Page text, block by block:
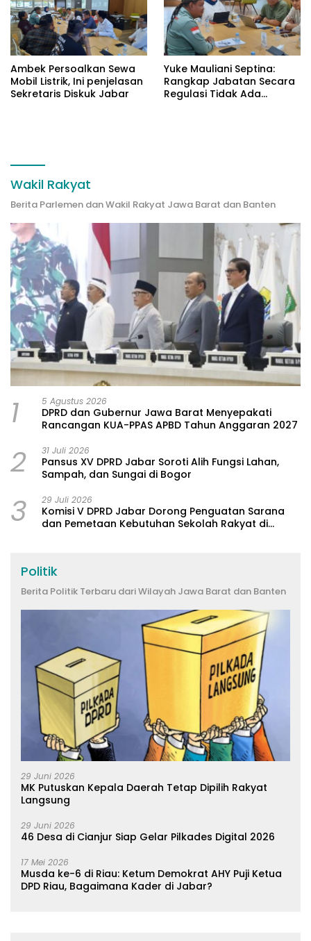
Ambek Persoalkan Sewa
Mobil Listrik, Ini penjelasan
Sekretaris Diskuk Jabar
Yuke Mauliani Septina:
Rangkap Jabatan Secara
Regulasi Tidak Ada
Wakil Rakyat
Berita Parlemen dan Wakil Rakyat Jawa Barat dan Banten
1 5 Agustus 2026
DPRD dan Gubernur Jawa Barat Menyepakati
Rancangan KUA-PPAS APBD Tahun Anggaran 2027
2 31 Juli 2026
Pansus XV DPRD Jabar Soroti Alih Fungsi Lahan,
Sampah, dan Sungai di Bogor
3 29 Juli 2026
Komisi V DPRD Jabar Dorong Penguatan Sarana
dan Pemetaan Kebutuhan Sekolah Rakyat di
Politik
Berita Politik Terbaru dari Wilayah Jawa Barat dan Banten
29 Juni 2026
MK Putuskan Kepala Daerah Tetap Dipilih Rakyat
Langsung
29 Juni 2026
46 Desa di Cianjur Siap Gelar Pilkades Digital 2026
17 Mei 2026
Musda ke-6 di Riau: Ketum Demokrat AHY Puji Ketua
DPD Riau, Bagaimana Kader di Jabar?